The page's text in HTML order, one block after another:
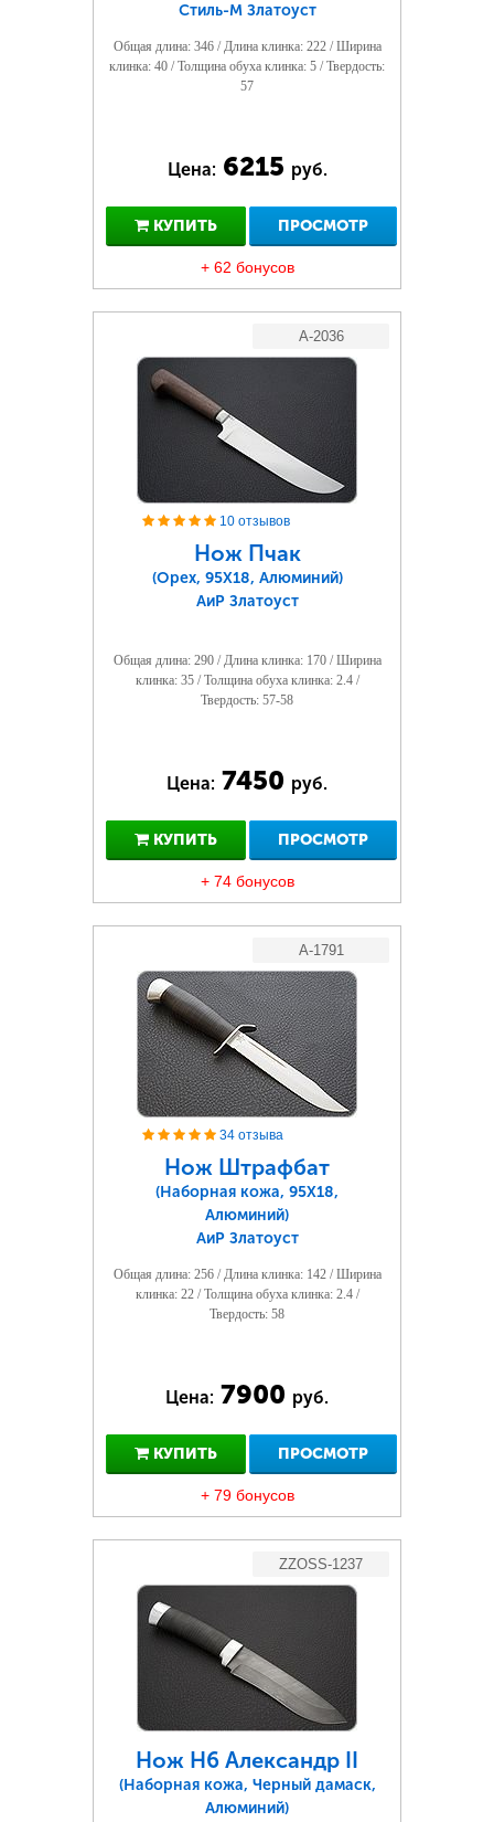
Стиль-М Златоуст
Общая длина: 346 / Длина клинка: 222 / Ширина
клинка: 40 / Толщина обуха клинка: 5 / Твердость:
57
Цена: 6215 руб.
КУПИТЬ ПРОСМОТР
+ 62 бонусов
A-2036
10 отзывов
Нож Пчак
(Орех, 95Х18, Алюминий)
АиР Златоуст
Общая длина: 290 / Длина клинка: 170 / Ширина
клинка: 35 / Толщина обуха клинка: 2.4 /
Твердость: 57-58
Цена: 7450 руб.
КУПИТЬ ПРОСМОТР
+ 74 бонусов
A-1791
34 отзыва
Нож Штрафбат
(Наборная кожа, 95Х18,
Алюминий)
АиР Златоуст
Общая длина: 256 / Длина клинка: 142 / Ширина
клинка: 22 / Толщина обуха клинка: 2.4 /
Твердость: 58
Цена: 7900 руб.
КУПИТЬ ПРОСМОТР
+ 79 бонусов
ZZOSS-1237
Нож Н6 Александр II
(Наборная кожа, Черный дамаск,
Алюминий)